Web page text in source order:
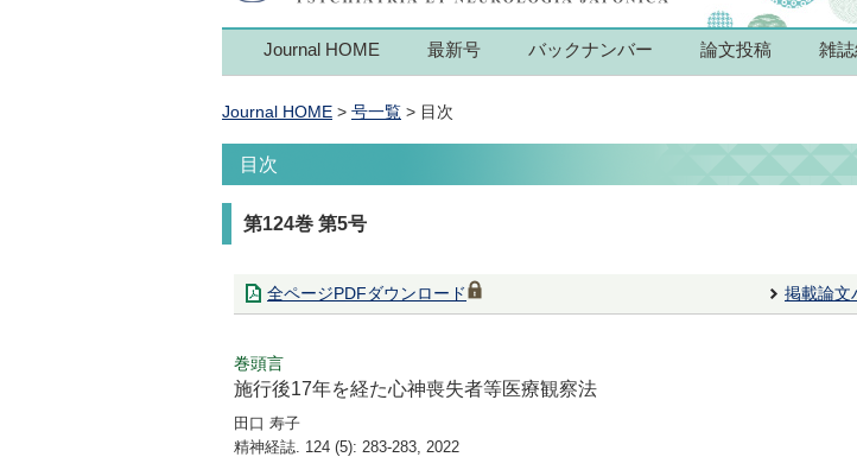
Journal HOME 最新号 バックナンバー 論文投稿 雑
Journal HOME > 号一覧 > 目次
目次
第124巻 第5号
全ページPDFダウンロード 掲載論文
巻頭言
施行後17年を経た心神喪失者等医療観察法
田口 寿子
精神経誌. 124 (5): 283-283, 2022